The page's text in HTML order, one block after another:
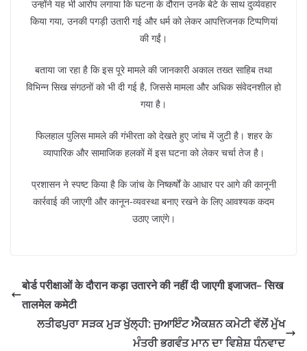
उन्होंने यह भी आरोप लगाया कि घटना के दौरान उनके बेटे के साथ दुर्व्यवहार
किया गया, उनकी पगड़ी उतारी गई और धर्म को लेकर आपत्तिजनक टिप्पणियां
की गईं।
बताया जा रहा है कि इस पूरे मामले की जानकारी अकाल तख्त साहिब तथा
विभिन्न सिख संगठनों को भी दी गई है, जिससे मामला और अधिक संवेदनशील हो
गया है।
फिलहाल पुलिस मामले की गंभीरता को देखते हुए जांच में जुटी है। शहर के
व्यापारिक और सामाजिक हलकों में इस घटना को लेकर चर्चा तेज है।
प्रशासन ने स्पष्ट किया है कि जांच के निष्कर्षों के आधार पर आगे की कानूनी
कार्रवाई की जाएगी और कानून-व्यवस्था बनाए रखने के लिए आवश्यक कदम
उठाए जाएंगे।
बोर्ड परीक्षाओं के दौरान कड़ा उतारने की नहीं दी जाएगी इजाजत– सिख
तालमेल कमेटी
ਲਤੀਫਪੁਰਾ ਸੜਕ ਮੁੜ ਖੁੱਲ੍ਹੀ: ਜੁਆਇੰਟ ਐਕਸ਼ਨ ਕਮੇਟੀ ਵੱਲੋਂ ਮੁੱਖ
ਮੰਤਰੀ ਭਗਵੰਤ ਮਾਨ ਦਾ ਵਿਸ਼ੇਸ਼ ਧੰਨਵਾਦ